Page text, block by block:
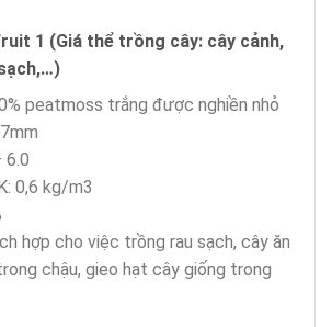
1 (Giá thể trồng cây: cây cảnh,
peatmoss trắng được nghiền nhỏ
6.0
0,6 kg/m3
hợp cho việc trồng rau sạch, cây ăn
chậu, gieo hạt cây giống trong